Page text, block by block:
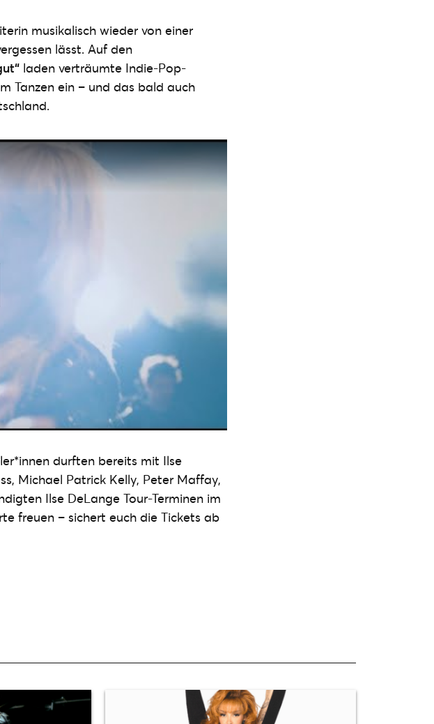
musikalisch wieder von einer
lässt. Auf den
laden verträumte Indie-Pop-
Tanzen ein – und das bald auch
durften bereits mit Ilse
Michael Patrick Kelly, Peter Maffay,
Ilse DeLange Tour-Terminen im
freuen – sichert euch die Tickets ab